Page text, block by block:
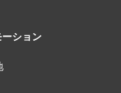
ション